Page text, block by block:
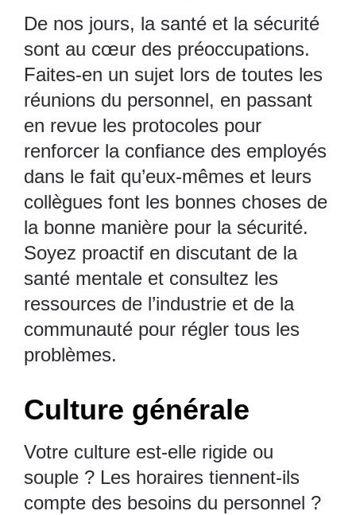
De nos jours, la santé et la sécurité
sont au cœur des préoccupations.
Faites-en un sujet lors de toutes les
réunions du personnel, en passant
en revue les protocoles pour
renforcer la confiance des employés
dans le fait qu’eux-mêmes et leurs
collègues font les bonnes choses de
la bonne manière pour la sécurité.
Soyez proactif en discutant de la
santé mentale et consultez les
ressources de l’industrie et de la
communauté pour régler tous les
problèmes.
Culture générale
Votre culture est-elle rigide ou
souple ? Les horaires tiennent-ils
compte des besoins du personnel ?